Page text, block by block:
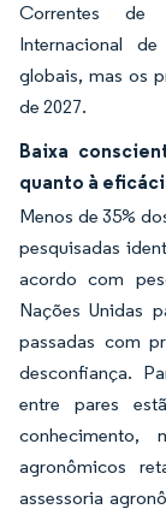
Correntes de
Internacional
globais, mas os
de 2027.
Baixa
quanto à
Menos de 35%
pesquisadas
acordo com
Nações Unidas
passadas com
desconfiança.
entre pares
agronômicos
assessoria